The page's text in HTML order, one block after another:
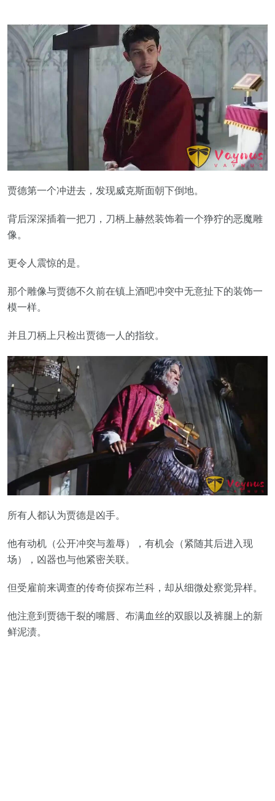
贾德第一个冲进去，发现威克斯面朝下倒地。
背后深深插着一把刀，刀柄上赫然装饰着一个狰狞的恶魔雕
像。
更令人震惊的是。
那个雕像与贾德不久前在镇上酒吧冲突中无意扯下的装饰一
模一样。
并且刀柄上只检出贾德一人的指纹。
所有人都认为贾德是凶手。
他有动机（公开冲突与羞辱），有机会（紧随其后进入现
场），凶器也与他紧密关联。
但受雇前来调查的传奇侦探布兰科，却从细微处察觉异样。
他注意到贾德干裂的嘴唇、布满血丝的双眼以及裤腿上的新
鲜泥渍。